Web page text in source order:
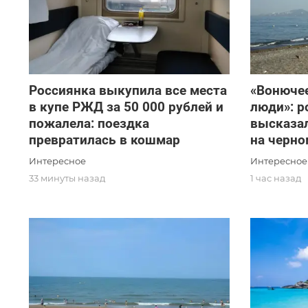
Россиянка выкупила все места
в купе РЖД за 50 000 рублей и
пожалела: поездка
превратилась в кошмар
Интересное
33 минуты назад
люди»:
на
Интересное
1 час назад